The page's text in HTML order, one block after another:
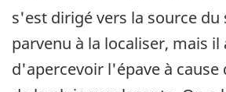
s'est dirigé vers la source du
parvenu à la localiser, mais il
d'apercevoir l'épave à